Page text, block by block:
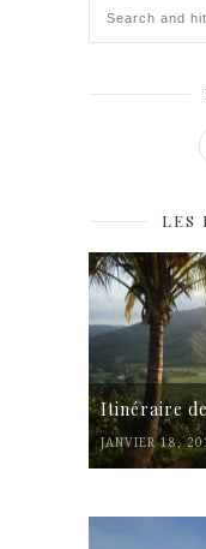
LES
Itinéraire
JANVIER 18,